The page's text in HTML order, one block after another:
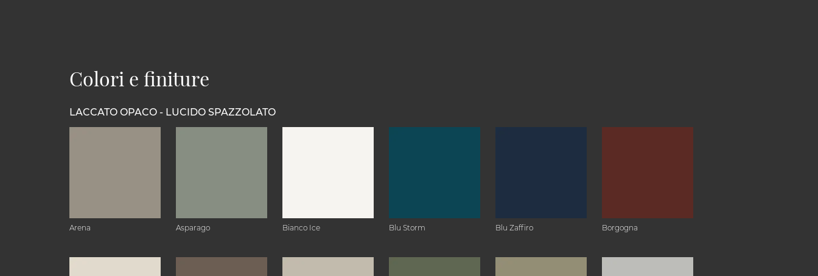
Colori e finiture
LACCATO OPACO - LUCIDO SPAZZOLATO
Arena Asparago Bianco Ice Blu Storm Blu Zaffiro Borgogna